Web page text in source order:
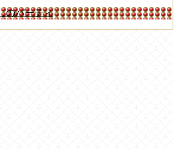
のパーティ